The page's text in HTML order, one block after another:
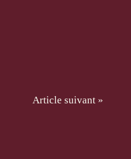
Article suivant »